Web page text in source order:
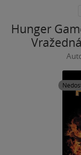
Hunger